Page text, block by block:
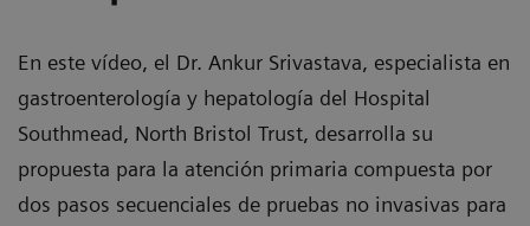
En este vídeo, el Dr. Ankur Srivastava, especialista en
gastroenterología y hepatología del Hospital
Southmead, North Bristol Trust, desarrolla su
propuesta para la atención primaria compuesta por
dos pasos secuenciales de pruebas no invasivas para